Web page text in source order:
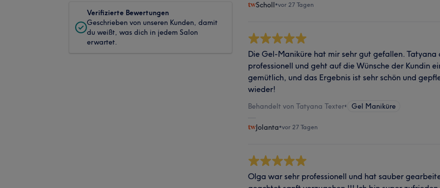
Verifizierte Bewertungen
Geschrieben von unseren Kunden, damit
du weißt, was dich in jedem Salon
erwartet.
Scholl•vor 27 Tagen
Die Gel-Maniküre hat mir sehr gut gefallen.
professionell und geht auf die Wünsche der Kundin
gemütlich, und das Ergebnis ist sehr schön und
wieder!
Behandelt von Tatyana Texter• Gel Maniküre
Jolanta•vor 27 Tagen
Olga war sehr professionell und hat sauber